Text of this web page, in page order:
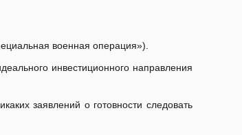
военная операция»).
инвестиционного направления
заявлений о готовности следовать